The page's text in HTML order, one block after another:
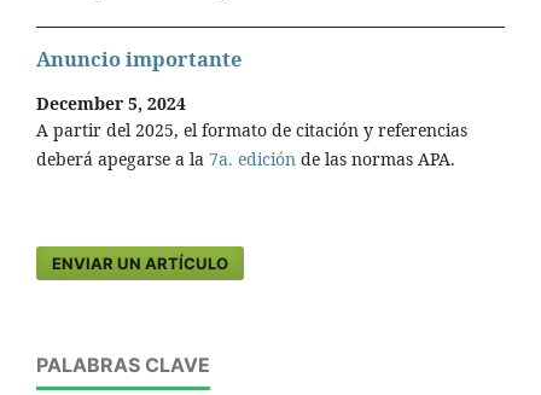
Anuncio importante
December 5, 2024
A partir del 2025, el formato de citación y referencias
deberá apegarse a la 7a. edición de las normas APA.
ENVIAR UN ARTÍCULO
PALABRAS CLAVE